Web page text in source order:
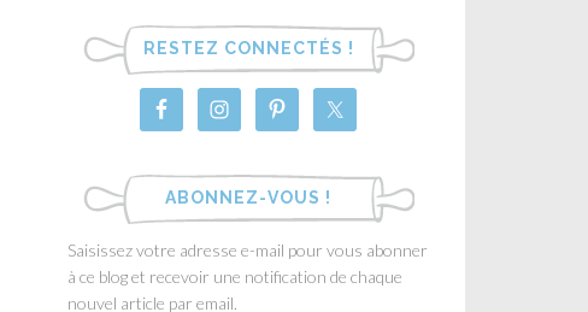
RESTEZ CONNECTÉS !
ABONNEZ-VOUS !
Saisissez votre adresse e-mail pour vous abonner
à ce blog et recevoir une notification de chaque
nouvel article par email.